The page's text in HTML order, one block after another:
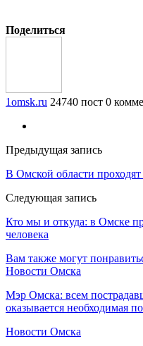
Поделиться
1omsk.ru 24740 пост 0
Предыдущая запись
В Омской области
Следующая запись
Кто мы и откуда: в Омске
человека
Вам также могут
Новости Омска
Мэр Омска: всем
оказывается необходимая
Новости Омска